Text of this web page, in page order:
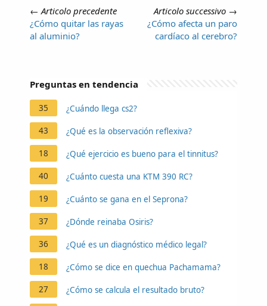
←Articolo precedente
¿Cómo quitar las rayas
al aluminio?
Articolo successivo →
¿Cómo afecta un paro
cardíaco al cerebro?
Preguntas en tendencia
35 ¿Cuándo llega cs2?
43 ¿Qué es la observación reflexiva?
18 ¿Qué ejercicio es bueno para el tinnitus?
40 ¿Cuánto cuesta una KTM 390 RC?
19 ¿Cuánto se gana en el Seprona?
37 ¿Dónde reinaba Osiris?
36 ¿Qué es un diagnóstico médico legal?
18 ¿Cómo se dice en quechua Pachamama?
27 ¿Cómo se calcula el resultado bruto?